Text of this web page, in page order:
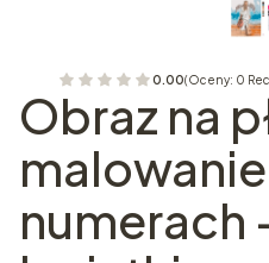
0.00(Oceny: 0
Obraz na
numerach